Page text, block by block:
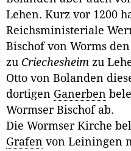
Lehen. Kurz vor 1200
Reichsministeriale
Bischof von Worms
zu Criechesheim zu
Otto von Bolanden
dortigen Ganerben
Wormser Bischof ab.
Die Wormser Kirche
Grafen von Leiningen